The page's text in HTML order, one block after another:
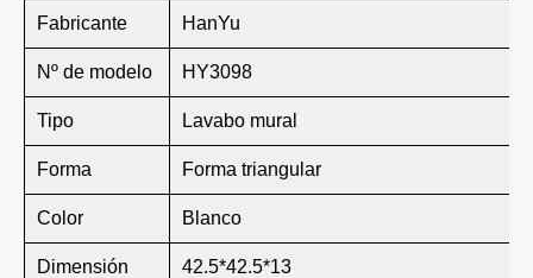
Fabricante HanYu
Nº de modelo HY3098
Tipo Lavabo mural
Forma Forma triangular
Color Blanco
Dimensión 42.5*42.5*13